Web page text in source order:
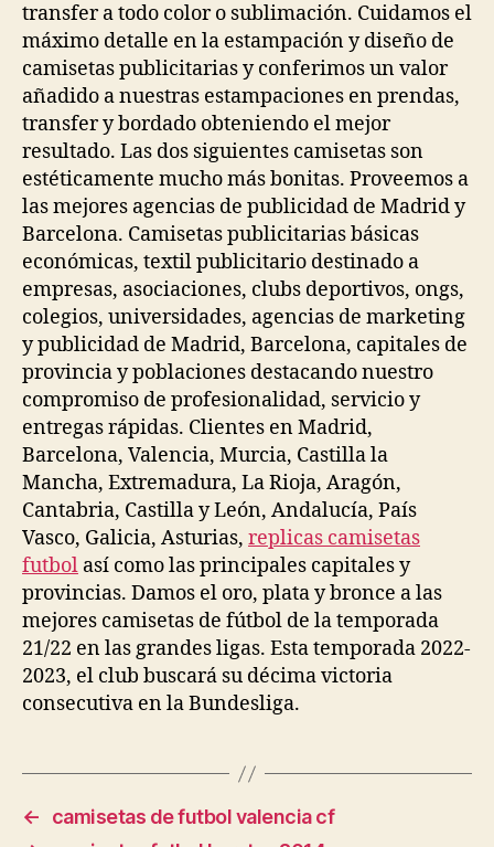
transfer a todo color o sublimación. Cuidamos el
máximo detalle en la estampación y diseño de
camisetas publicitarias y conferimos un valor
añadido a nuestras estampaciones en prendas,
transfer y bordado obteniendo el mejor
resultado. Las dos siguientes camisetas son
estéticamente mucho más bonitas. Proveemos a
las mejores agencias de publicidad de Madrid y
Barcelona. Camisetas publicitarias básicas
económicas, textil publicitario destinado a
empresas, asociaciones, clubs deportivos, ongs,
colegios, universidades, agencias de marketing
y publicidad de Madrid, Barcelona, capitales de
provincia y poblaciones destacando nuestro
compromiso de profesionalidad, servicio y
entregas rápidas. Clientes en Madrid,
Barcelona, Valencia, Murcia, Castilla la
Mancha, Extremadura, La Rioja, Aragón,
Cantabria, Castilla y León, Andalucía, País
Vasco, Galicia, Asturias, replicas camisetas
futbol así como las principales capitales y
provincias. Damos el oro, plata y bronce a las
mejores camisetas de fútbol de la temporada
21/22 en las grandes ligas. Esta temporada 2022-
2023, el club buscará su décima victoria
consecutiva en la Bundesliga.
←
camisetas de futbol valencia cf